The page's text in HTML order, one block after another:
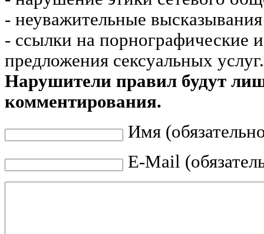
- неуважительные
- ссылки на порнографические
предложения сексуальных услуг.
Нарушители правил будут
комментирования.
Имя
E-Mail